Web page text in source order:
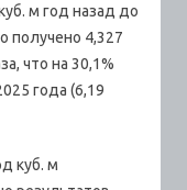
м год назад до
получено 4,327
что на 30,1%
года (6,19
куб. м